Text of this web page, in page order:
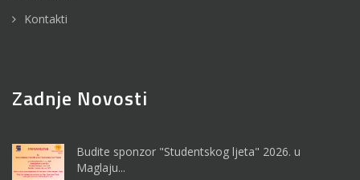
Kontakti
Zadnje Novosti
Budite sponzor "Studentskog ljeta" 2026. u
Maglaju...